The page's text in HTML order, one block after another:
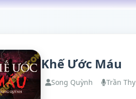
Khế Ước Máu
Song Quỳnh Trần Thy